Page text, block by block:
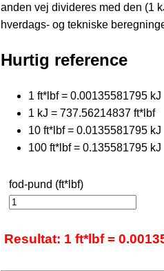
anden vej divideres med den (1
hverdags- og tekniske
Hurtig reference
1 ft*lbf = 0.00135581795 kJ
1 kJ = 737.56214837 ft*lbf
10 ft*lbf = 0.0135581795 kJ
100 ft*lbf = 0.135581795 kJ
fod-pund (ft*lbf)
Resultat: 1 ft*lbf =